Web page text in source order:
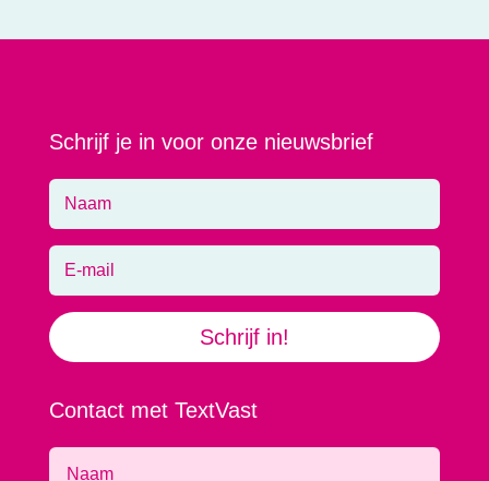
Schrijf je in voor onze nieuwsbrief
Schrijf in!
Contact met TextVast